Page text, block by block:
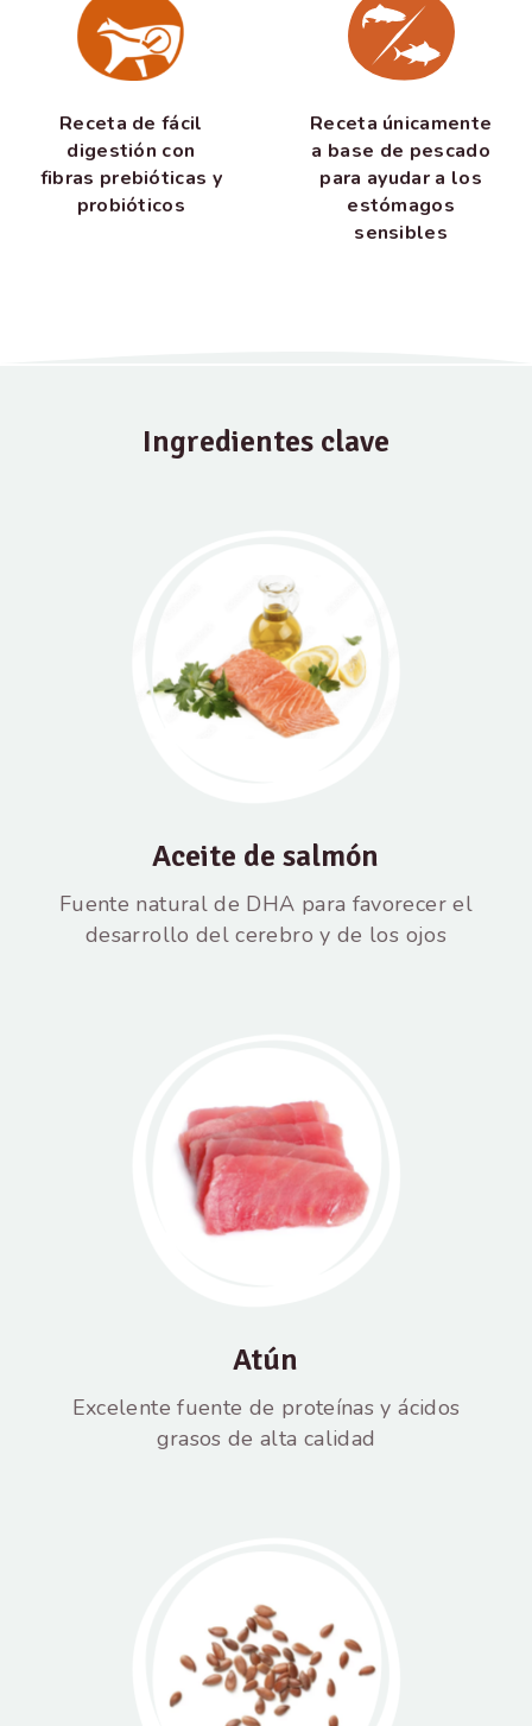
Receta de fácil
digestión con
fibras prebióticas y
probióticos
Receta únicamente
a base de pescado
para ayudar a los
estómagos
sensibles
Ingredientes clave
Aceite de salmón
Fuente natural de DHA para favorecer el
desarrollo del cerebro y de los ojos
Atún
Excelente fuente de proteínas y ácidos
grasos de alta calidad